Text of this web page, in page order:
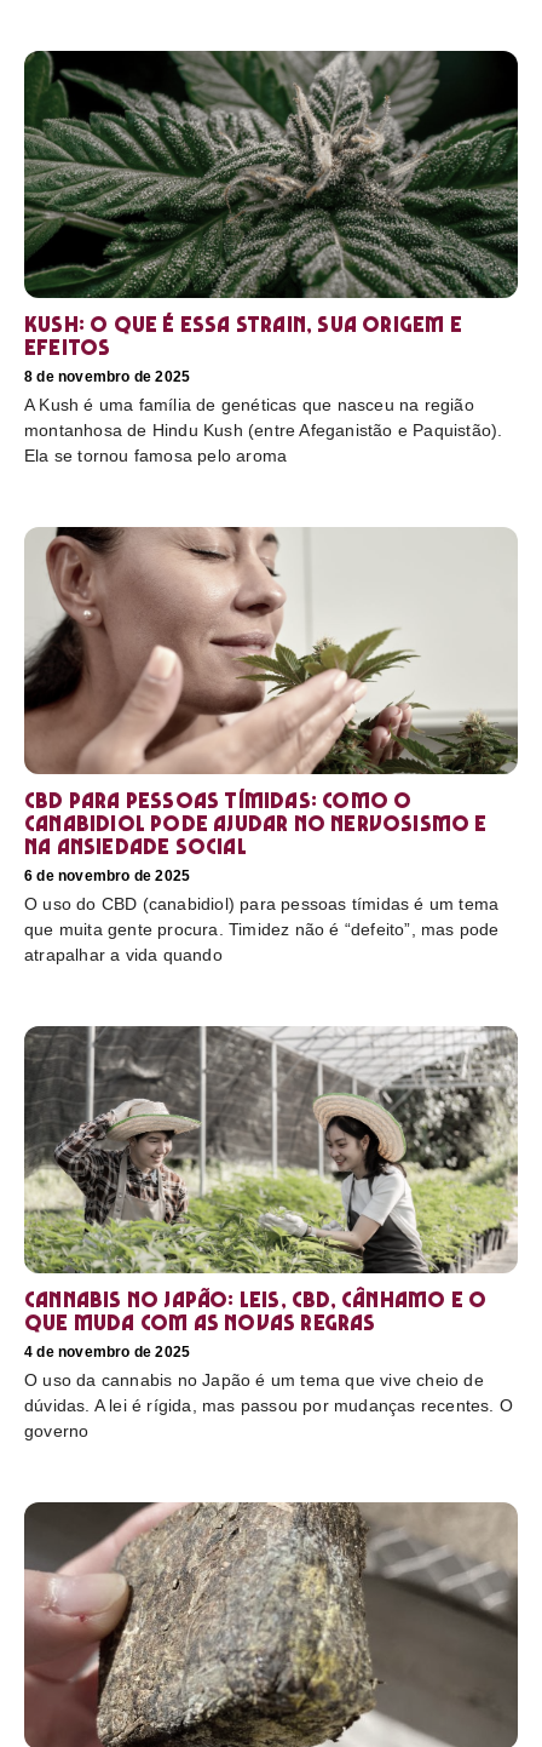
Kush: o que é essa strain, sua origem e
efeitos
8 de novembro de 2025
A Kush é uma família de genéticas que nasceu na região
montanhosa de Hindu Kush (entre Afeganistão e Paquistão).
Ela se tornou famosa pelo aroma
CBD para pessoas tímidas: como o
canabidiol pode ajudar no nervosismo e
na ansiedade social
6 de novembro de 2025
O uso do CBD (canabidiol) para pessoas tímidas é um tema
que muita gente procura. Timidez não é “defeito”, mas pode
atrapalhar a vida quando
Cannabis no Japão: leis, CBD, cânhamo e o
que muda com as novas regras
4 de novembro de 2025
O uso da cannabis no Japão é um tema que vive cheio de
dúvidas. A lei é rígida, mas passou por mudanças recentes. O
governo